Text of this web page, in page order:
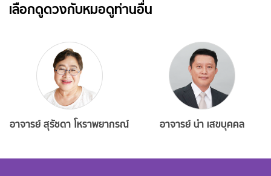
เลือกดูดวงกับหมอดูท่านอื่น
อาจารย์ สุรัชดา โหราพยากรณ์ อาจารย์ นำ เสขบุคคล